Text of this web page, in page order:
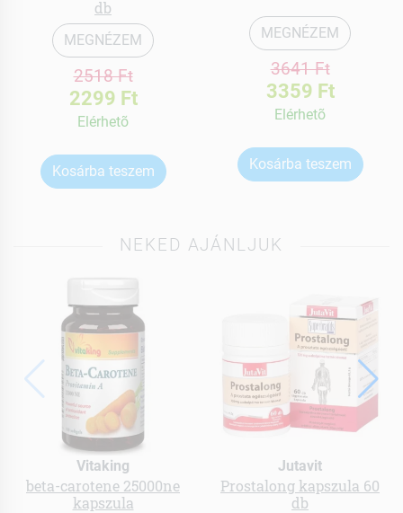
db
MEGNÉZEM
2518 Ft
2299 Ft
Elérhetõ
Kosárba teszem
MEGNÉZEM
3641 Ft
3359 Ft
Elérhetõ
Kosárba teszem
NEKED AJÁNLJUK
Vitaking
beta-carotene 25000ne
kapszula
Jutavit
Prostalong kapszula 60
db